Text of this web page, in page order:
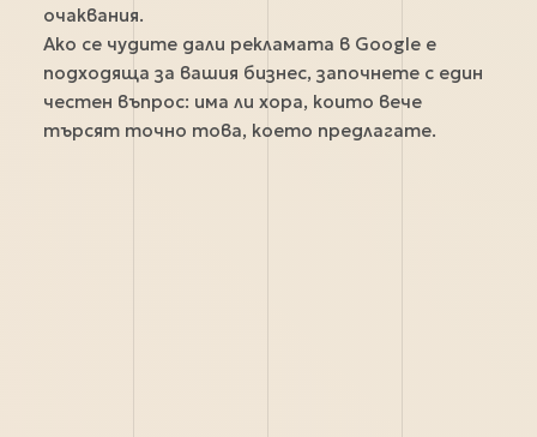
очаквания.
Ако се чудите дали рекламата в Google е
подходяща за вашия бизнес, започнете с един
честен въпрос: има ли хора, които вече
търсят точно това, което предлагате.